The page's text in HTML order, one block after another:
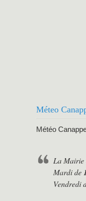
Méteo
Météo
La Mairie
Mardi de
Vendredi